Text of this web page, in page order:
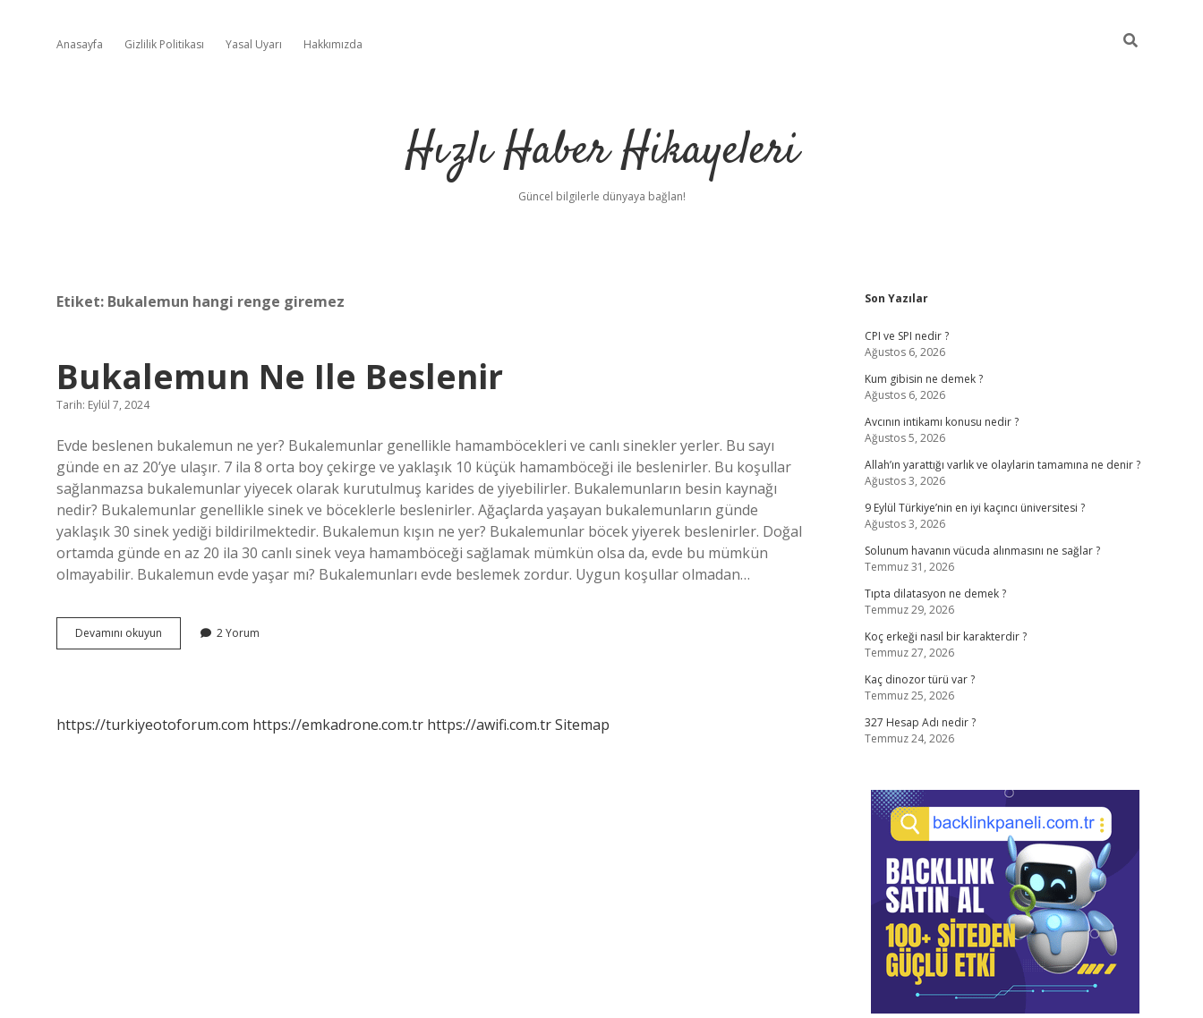
Anasayfa Gizlilik Politikası Yasal Uyarı Hakkımızda
Hızlı Haber Hikayeleri
Güncel bilgilerle dünyaya bağlan!
Etiket: Bukalemun hangi renge giremez
Bukalemun Ne Ile Beslenir
Tarih: Eylül 7, 2024
Evde beslenen bukalemun ne yer? Bukalemunlar genellikle hamamböcekleri ve canlı sinekler yerler. Bu sayı
günde en az 20’ye ulaşır. 7 ila 8 orta boy çekirge ve yaklaşık 10 küçük hamamböceği ile beslenirler. Bu koşullar
sağlanmazsa bukalemunlar yiyecek olarak kurutulmuş karides de yiyebilirler. Bukalemunların besin kaynağı
nedir? Bukalemunlar genellikle sinek ve böceklerle beslenirler. Ağaçlarda yaşayan bukalemunların günde
yaklaşık 30 sinek yediği bildirilmektedir. Bukalemun kışın ne yer? Bukalemunlar böcek yiyerek beslenirler. Doğal
ortamda günde en az 20 ila 30 canlı sinek veya hamamböceği sağlamak mümkün olsa da, evde bu mümkün
olmayabilir. Bukalemun evde yaşar mı? Bukalemunları evde beslemek zordur. Uygun koşullar olmadan…
Devamını okuyun Bukalemun
Ne
2 Yorum
https://turkiyeotoforum.com https://emkadrone.com.tr https://awifi.com.trSitemap
Sidebar
Son Yazılar
CPI ve SPI nedir ?
Ağustos 6, 2026
Kum gibisin ne demek ?
Ağustos 6, 2026
Avcının intikamı konusu nedir ?
Ağustos 5, 2026
Allah’ın yarattığı varlık ve olaylarin tamamına ne denir ?
Ağustos 3, 2026
9 Eylül Türkiye’nin en iyi kaçıncı üniversitesi ?
Ağustos 3, 2026
Solunum havanın vücuda alınmasını ne sağlar ?
Temmuz 31, 2026
Tıpta dilatasyon ne demek ?
Temmuz 29, 2026
Koç erkeği nasıl bir karakterdir ?
Temmuz 27, 2026
Kaç dinozor türü var ?
Temmuz 25, 2026
327 Hesap Adı nedir ?
Temmuz 24, 2026